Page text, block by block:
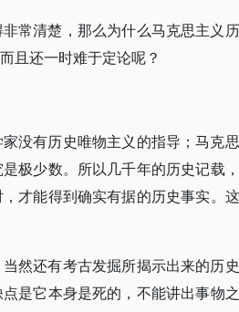
常清楚，那么为什么马克思主义
且还一时难于定论呢？
没有历史唯物主义的指导；马克
极少数。所以几千年的历史记载
才能得到确实有据的历史事实。
然还有考古发掘所揭示出来的历
是它本身是死的，不能讲出事物